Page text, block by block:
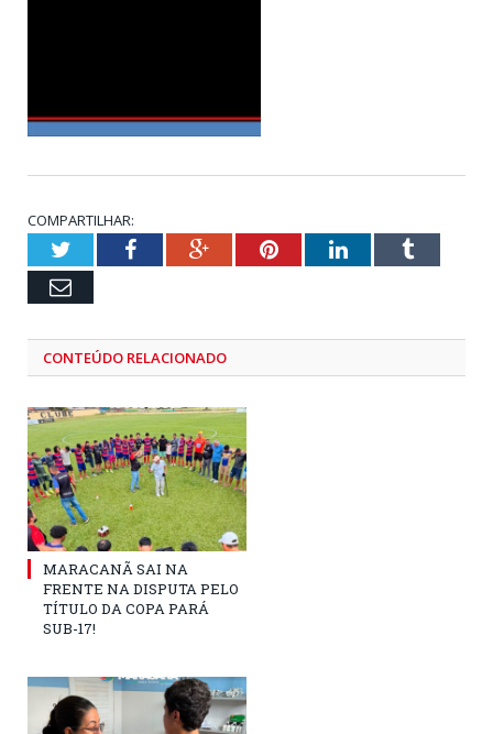
COMPARTILHAR:
TwitterFacebookGoogle+PinterestLinkedInTumblr
Email
CONTEÚDO RELACIONADO
MARACANÃ SAI NA
FRENTE NA DISPUTA PELO
TÍTULO DA COPA PARÁ
SUB-17!